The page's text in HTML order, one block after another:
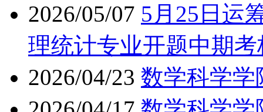
2026/05/07 5月25日运
理统计专业开题中期
2026/04/23 数学科学学